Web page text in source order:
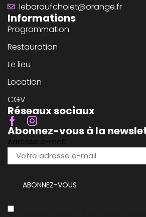
lebaroufcholet@orange.fr
Informations
Programmation
Restauration
Le lieu
Location
CGV
Réseaux sociaux
Abonnez-vous à la
Adresse e-mail: